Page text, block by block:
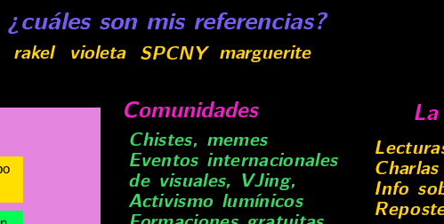
¿cuáles son mis referencias?
marguerite
rakel violeta SPCNY
Info
Chistes, memes
Eventos internacionales
de visuales, VJing,
Activismo lumínicos
Comunidades